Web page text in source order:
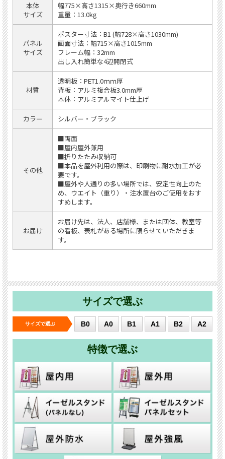
本体
サイズ
幅775×高さ1315×奥行き660mm
重量：13.0kg
パネル
サイズ
ポスター寸法：B1 (幅728×高さ1030mm)
画面寸法：幅715×高さ1015mm
フレーム幅：32mm
出し入れ簡単な4辺開閉式
材質
透明板：PET1.0ｍｍ厚
背板：アルミ複合板3.0mm厚
本体：アルミアルマイト仕上げ
カラー シルバー・ブラック
その他
■両面
■屋内屋外兼用
■折りたたみ収納可
■本品を屋外利用の際は、印刷物に耐水加工が必
要です。
■屋外や人通りの多い場所では、安定性向上のた
め、ウエイト（重り）・注水置台のご使用をおす
すめします。
お届け
お届け先は、法人、店舗様、または団体、教室等
の看板、表札がある場所に限らせていただきま
す。